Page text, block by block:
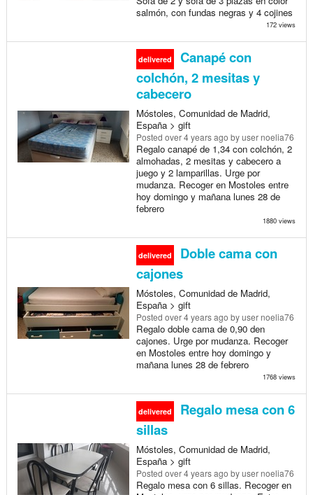
salmón, con fundas negras y 4 cojines
172 views
delivered
Canapé con
colchón, 2 mesitas y
cabecero
Móstoles, Comunidad de Madrid,
España > gift
Posted over 4 years ago by user noelia76
Regalo canapé de 1,34 con colchón, 2
almohadas, 2 mesitas y cabecero a
juego y 2 lamparillas. Urge por
mudanza. Recoger en Mostoles entre
hoy domingo y mañana lunes 28 de
febrero
1880 views
delivered
Doble cama con
cajones
Móstoles, Comunidad de Madrid,
España > gift
Posted over 4 years ago by user noelia76
Regalo doble cama de 0,90 den
cajones. Urge por mudanza. Recoger
en Mostoles entre hoy domingo y
mañana lunes 28 de febrero
1768 views
delivered
Regalo mesa con 6
sillas
Móstoles, Comunidad de Madrid,
España > gift
Posted over 4 years ago by user noelia76
Regalo mesa con 6 sillas. Recoger en